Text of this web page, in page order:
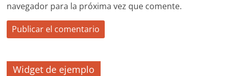
navegador para la próxima vez que comente.
Widget de ejemplo